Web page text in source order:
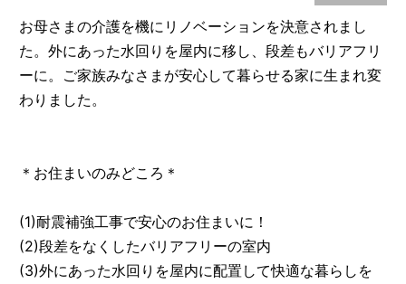
お母さまの介護を機にリノベーションを決意されまし
た。外にあった水回りを屋内に移し、段差もバリアフリ
ーに。ご家族みなさまが安心して暮らせる家に生まれ変
わりました。
＊お住まいのみどころ＊
(1)耐震補強工事で安心のお住まいに！
(2)段差をなくしたバリアフリーの室内
(3)外にあった水回りを屋内に配置して快適な暮らしを